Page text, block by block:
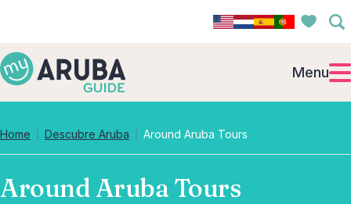
Menu
Home Descubre Aruba Around Aruba Tours
Around Aruba Tours